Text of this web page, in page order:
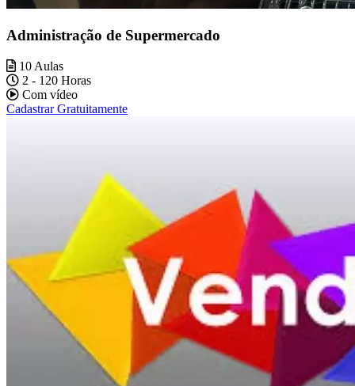
Administração de Supermercado
10 Aulas
2 - 120 Horas
Com vídeo
Cadastrar Gratuitamente